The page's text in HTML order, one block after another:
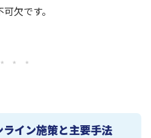
欠です。
* * *
イン施策と主要手法